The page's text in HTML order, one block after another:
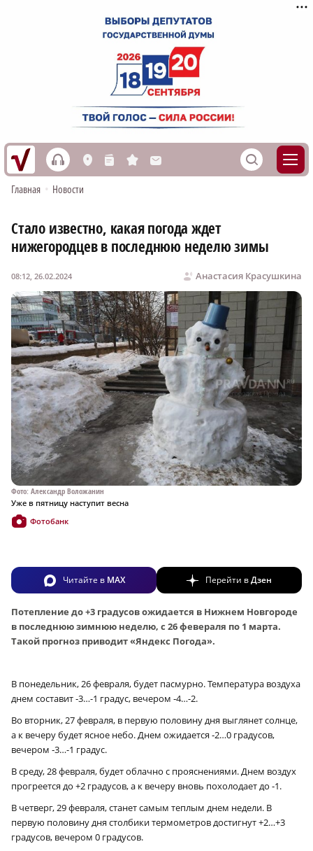
h L n s M S
Главная • Новости
Стало известно, какая погода ждет
нижегородцев в последнюю неделю зимы
Анастасия Красушкина
08:12, 26.02.2024
Фото: Александр Воложанин
Уже в пятницу наступит весна
Фотобанк
Читайте в MAX Перейти вДзен
Потепление до +3 градусов ожидается в Нижнем Новгороде
в последнюю зимнюю неделю, с 26 февераля по 1 марта.
Такой прогноз приводит «Яндекс Погода».
В понедельник, 26 февраля, будет пасмурно. Температура воздуха
днем составит ‑3…-1 градус, вечером ‑4…-2.
Во вторник, 27 февраля, в первую половину дня выглянет солнце,
а к вечеру будет ясное небо. Днем ожидается ‑2…0 градусов,
вечером ‑3…-1 градус.
В среду, 28 февраля, будет облачно с прояснениями. Днем воздух
прогреется до +2 градусов, а к вечеру вновь похолодает до ‑1.
В четверг, 29 февраля, станет самым теплым днем недели. В
первую половину дня столбики термометров достигнут +2…+3
градусов, вечером 0 градусов.